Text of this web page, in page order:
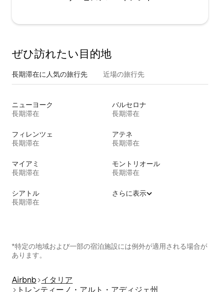
ぜひ訪⁠れ⁠た⁠い目⁠的⁠地
長期滞在に人気の旅行先 近場の旅行先
ニューヨーク
長期滞在
バルセロナ
長期滞在
フィレンツェ
長期滞在
アテネ
長期滞在
マイアミ
長期滞在
モントリオール
長期滞在
シアトル
長期滞在
さらに表示
*特定の地域および一部の宿泊施設には例外が適用される場合が
あります。
Airbnb イタリア
トレンティーノ・アルト・アディジェ州